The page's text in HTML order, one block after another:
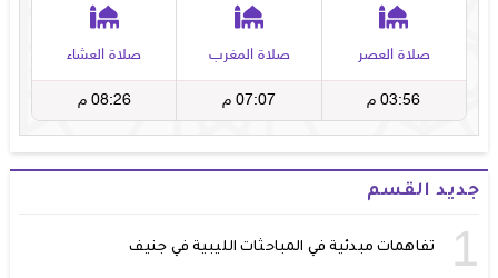
جديد القسم
1 تفاهمات مبدئية في المباحثات الليبية في جنيف